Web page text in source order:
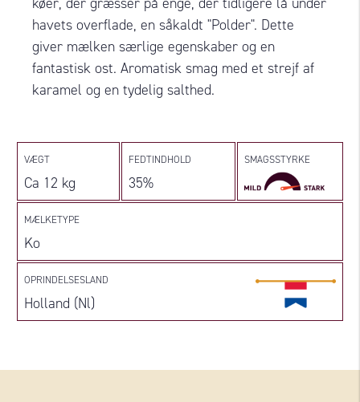
havets overflade, en såkaldt "Polder". Dette
giver mælken særlige egenskaber og en
fantastisk ost. Aromatisk smag med et strejf af
karamel og en tydelig salthed.
VÆGT
Ca 12 kg
FEDTINDHOLD
35%
SMAGSSTYRKE
MÆLKETYPE
Ko
OPRINDELSESLAND
Holland (Nl)